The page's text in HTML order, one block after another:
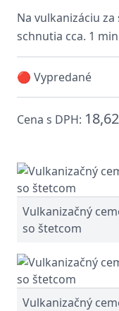
Na vulkanizáciu
schnutia cca. 1
🔴 Vypredané
Cena s DPH:
Vulkanizačný
so štetcom
Vulkanizačný